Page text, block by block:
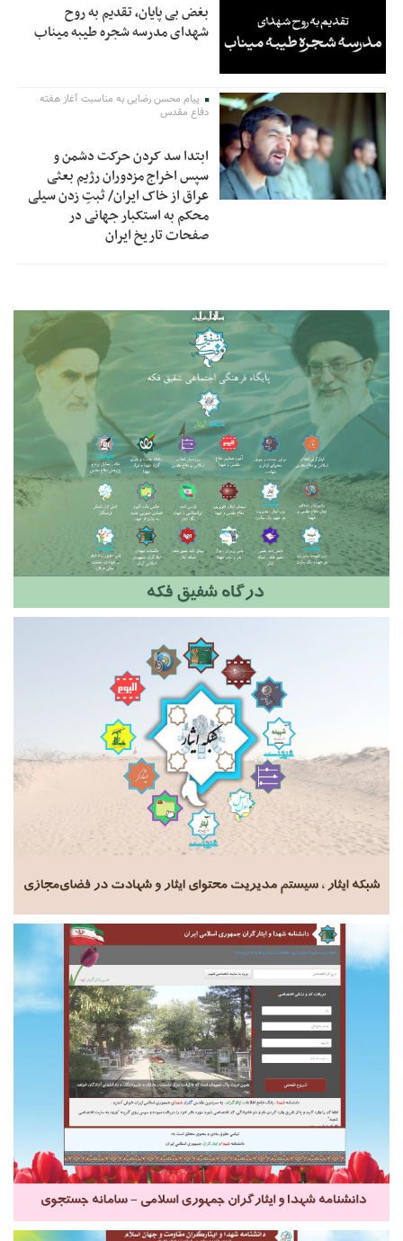
بغض بی پایان، تقدیم به روح
شهدای مدرسه شجره طیبه میناب
پیام محسن رضایی به مناسبت آغاز هفته
دفاع مقدس
ابتدا سد کردن حرکت دشمن و
سپس اخراج مزدوران رژیم بعثی
عراق از خاک ایران/ ثبتِ زدن سیلی
محکم به استکبار جهانی در
صفحات تاریخ ایران